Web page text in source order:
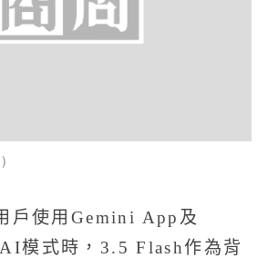
戶使用Gemini App及
模式時，3.5 Flash作為背